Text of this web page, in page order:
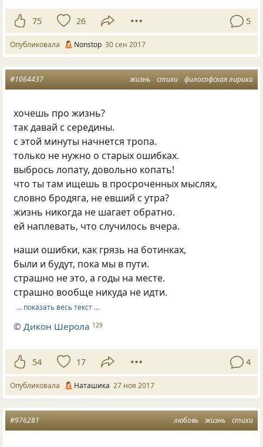
75 26 5
Опубликовала Nonstop 30 сен 2017
жизнь стихи философская лирика
#1064437
хочешь про жизнь?
так давай с середины.
с этой минуты начнется тропа.
только не нужно о старых ошибках.
выбрось лопату, довольно копать!
что ты там ищешь в просроченных мыслях,
словно бродяга, не евший с утра?
жизнь никогда не шагает обратно.
ей наплевать, что случилось вчера.
наши ошибки, как грязь на ботинках,
были и будут, пока мы в пути.
страшно не это, а годы на месте.
cтрашно вообще никуда не идти.
… показать весь текст …
©Дикон Шерола 129
54 17 4
Опубликовала Наташика 27 ноя 2017
любовь жизнь стихи
#976281